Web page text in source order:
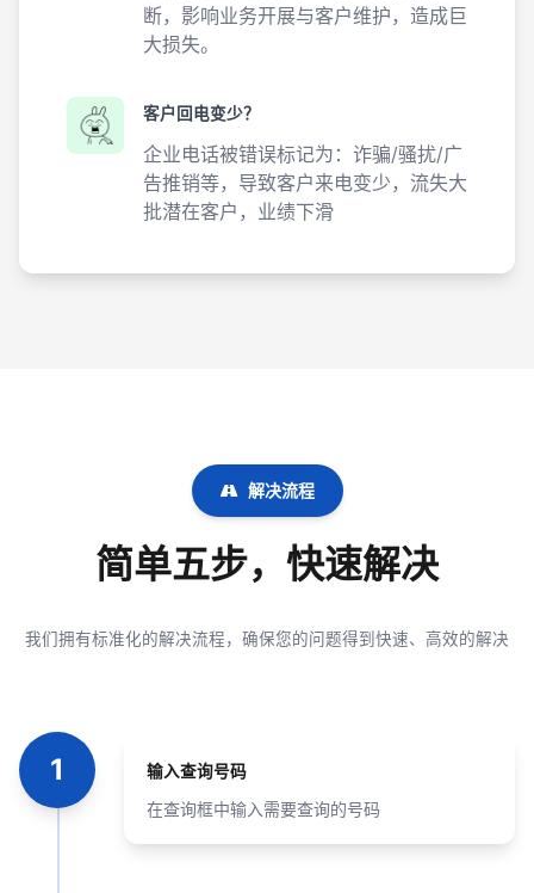
断，影响业务开展与客户维护，造成巨
大损失。
客户回电变少？
企业电话被错误标记为：诈骗/骚扰/广
告推销等，导致客户来电变少，流失大
批潜在客户，业绩下滑
解决流程
简单五步，快速解决
我们拥有标准化的解决流程，确保您的问题得到快速、高效的解决
1 输入查询号码
在查询框中输入需要查询的号码